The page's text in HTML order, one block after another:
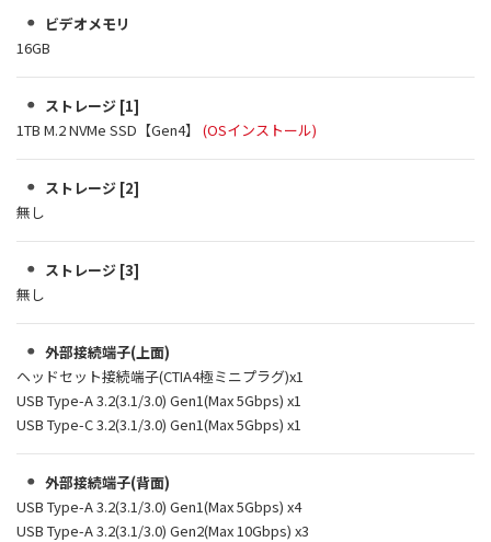
ビデオメモリ
16GB
ストレージ [1]
1TB M.2 NVMe SSD【Gen4】 (OSインストール)
ストレージ [2]
無し
ストレージ [3]
無し
外部接続端子(上面)
ヘッドセット接続端子(CTIA4極ミニプラグ)x1
USB Type-A 3.2(3.1/3.0) Gen1(Max 5Gbps) x1
USB Type-C 3.2(3.1/3.0) Gen1(Max 5Gbps) x1
外部接続端子(背面)
USB Type-A 3.2(3.1/3.0) Gen1(Max 5Gbps) x4
USB Type-A 3.2(3.1/3.0) Gen2(Max 10Gbps) x3